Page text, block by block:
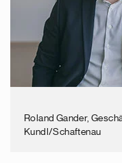
Roland Gander,
Kundl/Schaftenau